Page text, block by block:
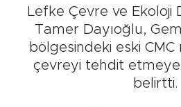
Lefke Çevre ve Ekoloji
Tamer Dayıoğlu,
bölgesindeki eski CMC
çevreyi tehdit
belirtti.